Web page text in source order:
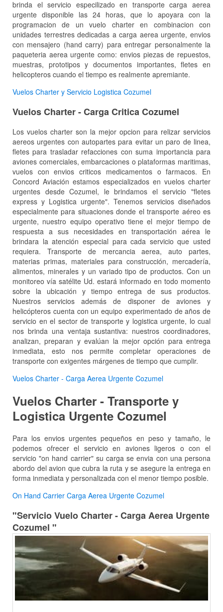
brinda el servicio especilizado en transporte carga aerea
urgente disponible las 24 horas, que lo apoyara con la
programacion de un vuelo charter en combinacion con
unidades terrestres dedicadas a carga aerea urgente, envios
con mensajero (hand carry) para entregar personalmente la
paqueteria aerea urgente como: envios piezas de repuestos,
muestras, prototipos y documentos importantes, fletes en
helicopteros cuando el tiempo es realmente apremiante.
Vuelos Charter y Servicio Logistica Cozumel
Vuelos Charter - Carga Critica Cozumel
Los vuelos charter son la mejor opcion para relizar servicios
aereos urgentes con autopartes para evitar un paro de linea,
fletes para trasladar refacciones con suma importancia para
aviones comerciales, embarcaciones o plataformas maritimas,
vuelos con envios criticos medicamentos o farmacos. En
Concord Aviación estamos especializados en vuelos charter
urgentes desde Cozumel, le brindamos el servicio "fletes
express y Logistica urgente". Tenemos servicios diseñados
especialmente para situaciones donde el transporte aéreo es
urgente, nuestro equipo operativo tiene el mejor tiempo de
respuesta a sus necesidades en transportación aérea le
brindara la atención especial para cada servicio que usted
requiera. Transporte de mercancia aerea, auto partes,
materias primas, materiales para construcción, mercadería,
alimentos, minerales y un variado tipo de productos. Con un
monitoreo vía satélite Ud. estará informado en todo momento
sobre la ubicación y tiempo entrega de sus productos.
Nuestros servicios además de disponer de aviones y
helicópteros cuenta con un equipo experimentado de años de
servicio en el sector de transporte y logistica urgente, lo cual
nos brinda una ventaja sustantiva: nuestros coordinadores,
analizan, preparan y evalúan la mejor opción para entrega
inmediata, esto nos permite completar operaciones de
transporte con exigentes márgenes de tiempo que cumplir.
Vuelos Charter - Carga Aerea Urgente Cozumel
Vuelos Charter - Transporte y
Logistica Urgente Cozumel
Para los envios urgentes pequeños en peso y tamaño, le
podemos ofrecer el servicio en aviones ligeros o con el
servicio "on hand carrier" su carga se envia con una persona
abordo del avion que cubra la ruta y se asegure la entrega en
forma inmediata y personalizada con el menor tiempo posible.
On Hand Carrier Carga Aerea Urgente Cozumel
"Servicio Vuelo Charter - Carga Aerea Urgente
Cozumel "